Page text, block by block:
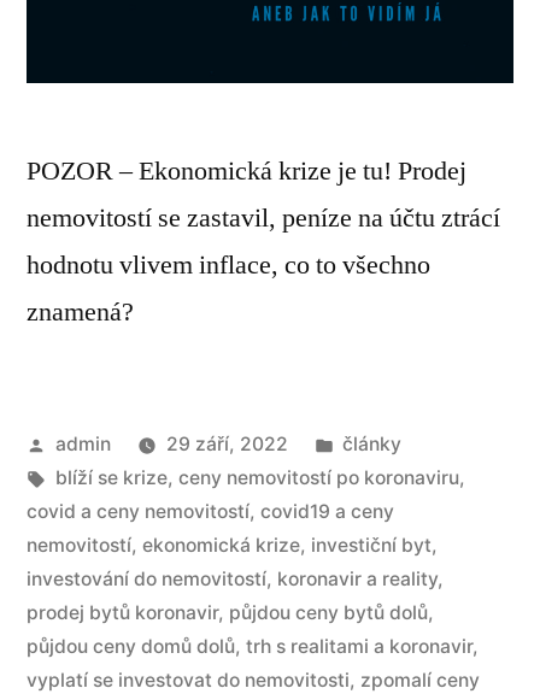
POZOR – Ekonomická krize je tu! Prodej
nemovitostí se zastavil, peníze na účtu ztrácí
hodnotu vlivem inflace, co to všechno
znamená?
admin 29 září, 2022
články
blíží se krize, ceny nemovitostí po koronaviru,
covid a ceny nemovitostí, covid19 a ceny
nemovitostí, ekonomická krize, investiční byt,
investování do nemovitostí, koronavir a reality,
prodej bytů koronavir, půjdou ceny bytů dolů,
půjdou ceny domů dolů, trh s realitami a koronavir,
vyplatí se investovat do nemovitosti, zpomalí ceny